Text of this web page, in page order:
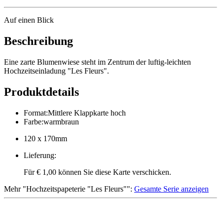
Auf einen Blick
Beschreibung
Eine zarte Blumenwiese steht im Zentrum der luftig-leichten
Hochzeitseinladung "Les Fleurs".
Produktdetails
Format:Mittlere Klappkarte hoch
Farbe:warmbraun
120 x 170mm
Lieferung:
Für € 1,00 können Sie diese Karte verschicken.
Mehr"Hochzeitspapeterie "Les Fleurs"": Gesamte Serie anzeigen